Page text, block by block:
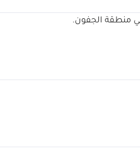
منطقة الجفون.